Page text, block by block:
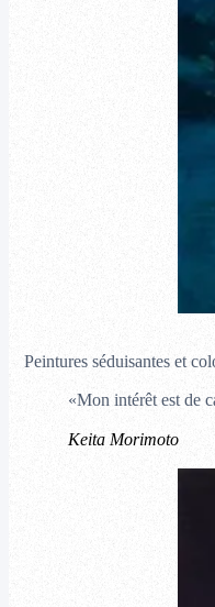
Peintures séduisantes et
«Mon intérêt est de
Keita Morimoto